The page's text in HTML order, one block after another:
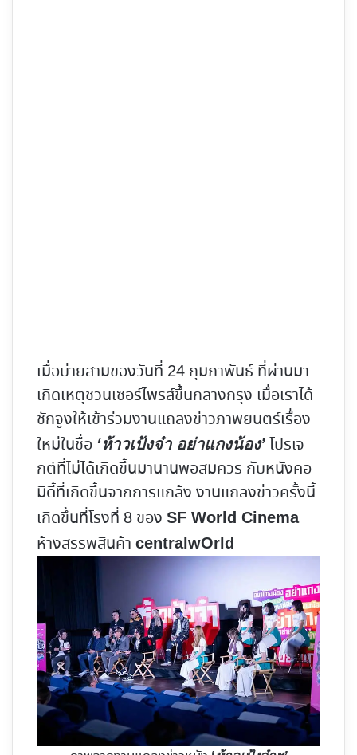
เมื่อบ่ายสามของวันที่ 24 กุมภาพันธ์ ที่ผ่านมา
เกิดเหตุชวนเซอร์ไพรส์ขึ้นกลางกรุง เมื่อเราได้
ชักจูงให้เข้าร่วมงานแถลงข่าวภาพยนตร์เรื่อง
ใหม่ในชื่อ ‘ห้าวเป้งจ๋า อย่าแกงน้อง’ โปรเจ
กต์ที่ไม่ได้เกิดขึ้นมานานพอสมควร กับหนังคอ
มิดี้ที่เกิดขึ้นจากการแกล้ง งานแถลงข่าวครั้งนี้
เกิดขึ้นที่โรงที่ 8 ของ SF World Cinema
ห้างสรรพสินค้า centralwOrld